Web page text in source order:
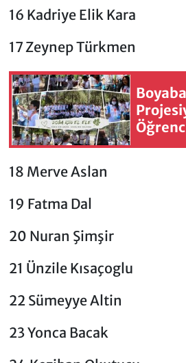
16 Kadriye Elik Kara
17 Zeynep Türkmen
18 Merve Aslan
19 Fatma Dal
20 Nuran Şimşir
21 Ünzile Kısaçoglu
22 Sümeyye Altin
23 Yonca Bacak